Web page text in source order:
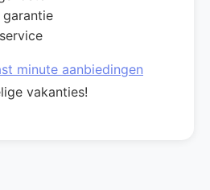
garantie
minute aanbiedingen
vakanties!